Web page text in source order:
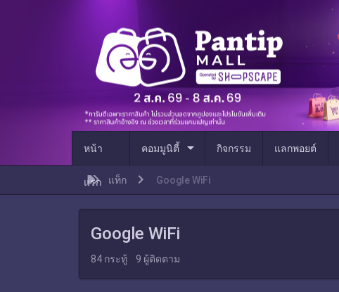
หน้า
แรก
คอมมูนิตี้ arrow_drop_down กิจกรรม แลกพอยต์
แท็ก Google WiFi
Google WiFi
84 กระทู้ 9 ผู้ติดตาม